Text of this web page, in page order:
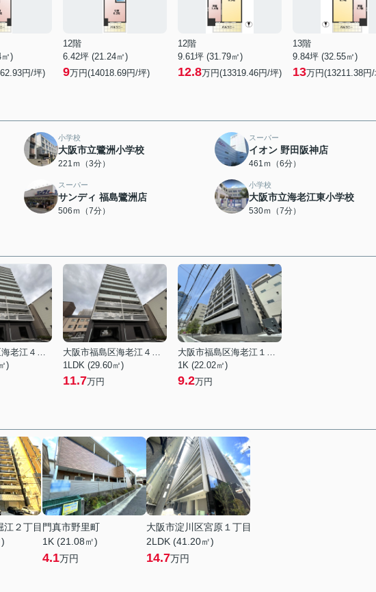
)
円/坪)
12階
6.42坪 (21.24㎡)
9万円(14018.69円/坪)
12階
9.61坪 (31.79㎡)
12.8万円(13319.46円/坪)
13階
9.84坪 (32.55㎡)
13万円(13211.38円
小学校
大阪市立鷺洲小学校
221ｍ（3分）
スーパー
イオン 野田阪神店
461ｍ（6分）
スーパー
サンディ 福島鷺洲店
506ｍ（7分）
小学校
大阪市立海老江東小学校
530ｍ（7分）
大阪市福島区海老江４丁目
)
大阪市福島区海老江４丁目
1LDK (29.60㎡)
11.7万円
大阪市福島区海老江１丁目
1K (22.02㎡)
9.2万円
江２丁目 門真市野里町
1K (21.08㎡)
4.1万円
大阪市淀川区宮原１丁目
2LDK (41.20㎡)
14.7万円